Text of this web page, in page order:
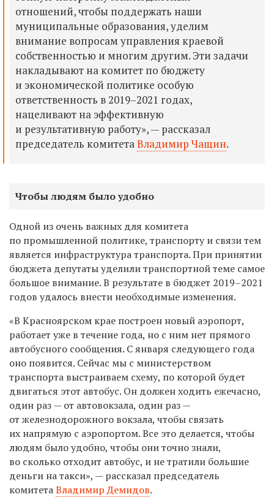
отношений, чтобы поддержать наши
муниципальные образования, уделим
внимание вопросам управления краевой
собственностью и многим другим. Эти задачи
накладывают на комитет по бюджету
и экономической политике особую
ответственность в 2019–2021 годах,
нацеливают на эффективную
и результативную работу», — рассказал
председатель комитета Владимир Чащин.
Чтобы людям было удобно
Одной из очень важных для комитета
по промышленной политике, транспорту и связи тем
является инфраструктура транспорта. При принятии
бюджета депутаты уделили транспортной теме самое
большое внимание. В результате в бюджет 2019–2021
годов удалось внести необходимые изменения.
«В Красноярском крае построен новый аэропорт,
работает уже в течение года, но с ним нет прямого
автобусного сообщения. С января следующего года
оно появится. Сейчас мы с министерством
транспорта выстраиваем схему, по которой будет
двигаться этот автобус. Он должен ходить ежечасно,
один раз — от автовокзала, один раз —
от железнодорожного вокзала, чтобы связать
их напрямую с аэропортом. Все это делается, чтобы
людям было удобно, чтобы они точно знали,
во сколько отходит автобус, и не тратили большие
деньги на такси», — рассказал председатель
комитетаВладимир Демидов.